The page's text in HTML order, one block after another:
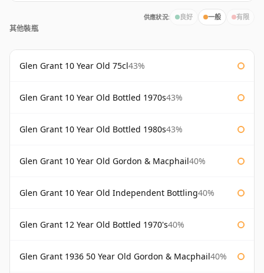
供應狀況: 良好 一般 有限
其他裝瓶
Glen Grant 10 Year Old 75cl43%
Glen Grant 10 Year Old Bottled 1970s43%
Glen Grant 10 Year Old Bottled 1980s43%
Glen Grant 10 Year Old Gordon & Macphail40%
Glen Grant 10 Year Old Independent Bottling40%
Glen Grant 12 Year Old Bottled 1970's40%
Glen Grant 1936 50 Year Old Gordon & Macphail40%